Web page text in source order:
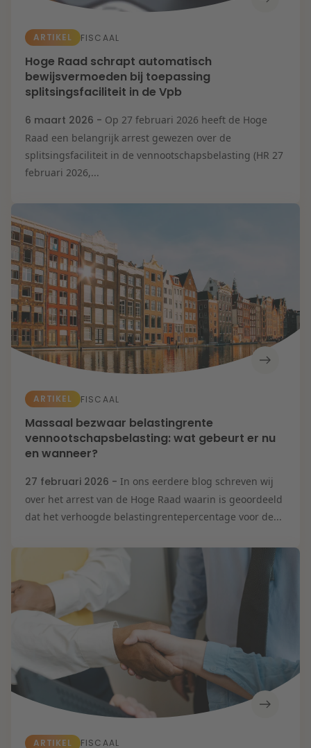
ARTIKEL FISCAAL
Hoge Raad schrapt automatisch
bewijsvermoeden bij toepassing
splitsingsfaciliteit in de Vpb
6 maart 2026 - Op 27 februari 2026 heeft de Hoge
Raad een belangrijk arrest gewezen over de
splitsingsfaciliteit in de vennootschapsbelasting (HR 27
februari 2026,...
ARTIKEL FISCAAL
Massaal bezwaar belastingrente
vennootschapsbelasting: wat gebeurt er nu
en wanneer?
27 februari 2026 - In ons eerdere blog schreven wij
over het arrest van de Hoge Raad waarin is geoordeeld
dat het verhoogde belastingrentepercentage voor de...
ARTIKEL FISCAAL